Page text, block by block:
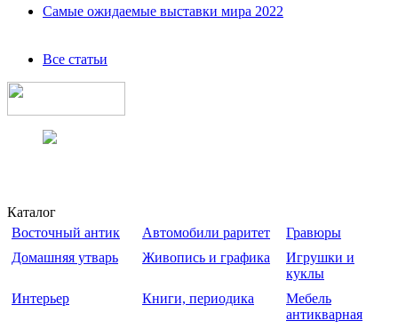
Самые ожидаемые выставки мира 2022
Все статьи
Каталог
Восточный антик
Автомобили раритет
Гравюры
Домашняя утварь
Живопись и графика
Игрушки и
куклы
Интерьер
Книги, периодика
Мебель
антикварная